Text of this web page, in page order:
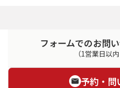
フォームでのお問
（1営業日以
予約・問